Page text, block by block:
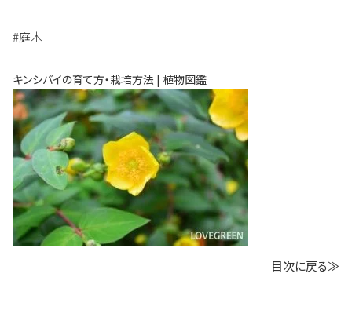
#庭木
キンシバイの育て方・栽培方法 | 植物図鑑
目次に戻る≫